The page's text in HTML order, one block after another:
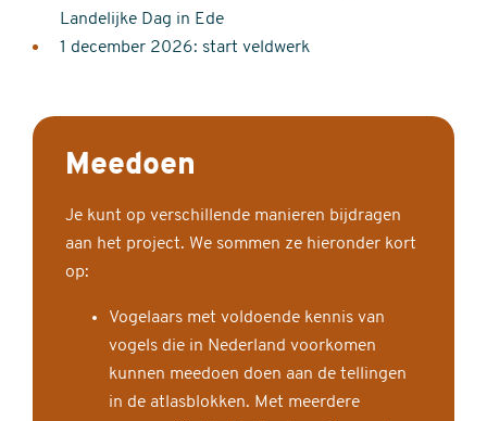
Landelijke Dag in Ede
1 december 2026: start veldwerk
Meedoen
Je kunt op verschillende manieren bijdragen
aan het project. We sommen ze hieronder kort
op:
Vogelaars met voldoende kennis van
vogels die in Nederland voorkomen
kunnen meedoen doen aan de tellingen
in de atlasblokken. Met meerdere